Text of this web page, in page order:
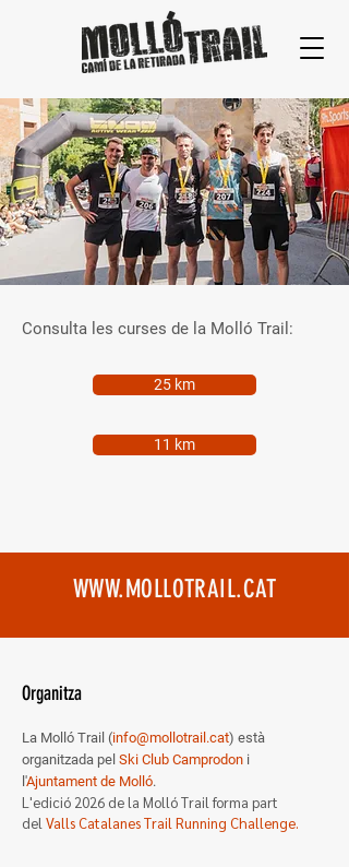
Consulta les curses de la Molló Trail:
25 km
11 km
WWW.MOLLOTRAIL.CAT
Organitza
La Molló Trail (info@mollotrail.cat) està
organitzada pel Ski Club Camprodon i
l'Ajuntament de Molló.
L'edició 2026 de la Molló Trail forma part
del Valls Catalanes Trail Running Challenge.